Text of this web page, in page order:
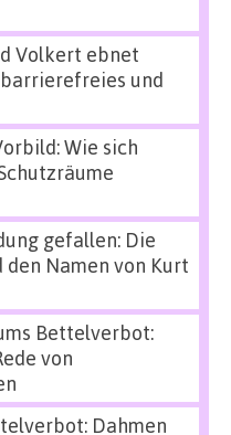
Volkert ebnet
und
Wie sich
gefallen: Die
den Namen von Kurt
Bettelverbot:
von
Dahmen